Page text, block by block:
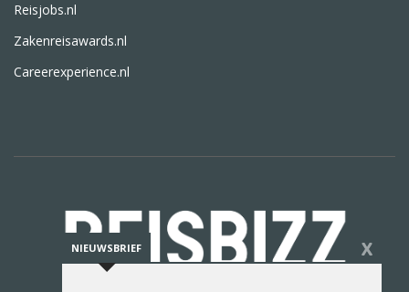
Reisjobs.nl
Zakenreisawards.nl
Careerexperience.nl
NIEUWSBRIEF X